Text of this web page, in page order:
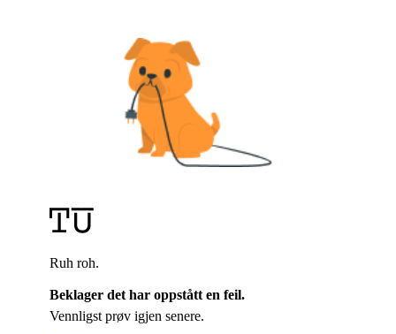
Ruh roh.
Beklager det har oppstått en feil.
Vennligst prøv igjen senere.